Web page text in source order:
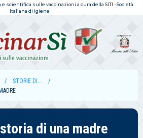
scientifica sulle vaccinazioni a cura della SITI - Società
Italiana di Igiene
STORIE DI...
di una madre